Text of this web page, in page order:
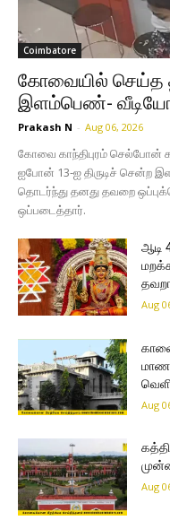
Coimbatore
கோவையில்
இளம்பெண்- வீடியோ
Prakash N - Aug 06, 2026
கோவை காந்திபுரம் செல்போன்
ஐபோன் 13-ஐ திருடிச் சென்ற
தொடர்ந்து தனது தவறை
ஒப்படைத்தார்.
ஆடி
Aug
Aug
Aug